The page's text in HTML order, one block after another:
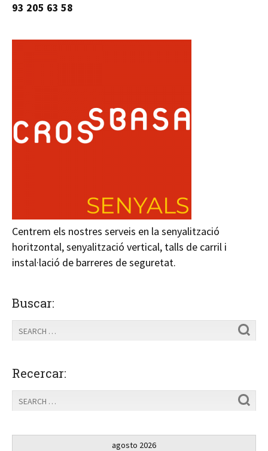
93 205 63 58
Centrem els nostres serveis en la senyalització
horitzontal, senyalització vertical, talls de carril i
instal·lació de barreres de seguretat.
Buscar:
Recercar:
agosto 2026